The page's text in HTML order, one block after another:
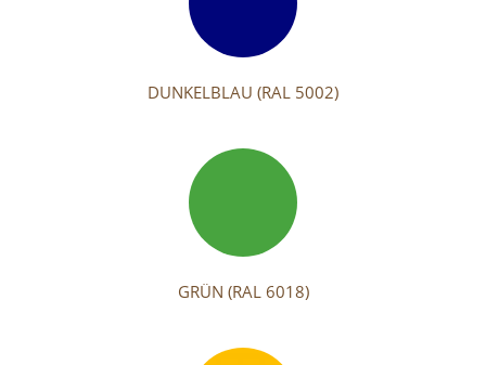
DUNKELBLAU (RAL 5002)
GRÜN (RAL 6018)